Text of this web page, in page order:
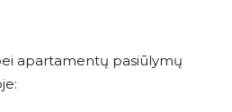
apartamentų pasiūlymų